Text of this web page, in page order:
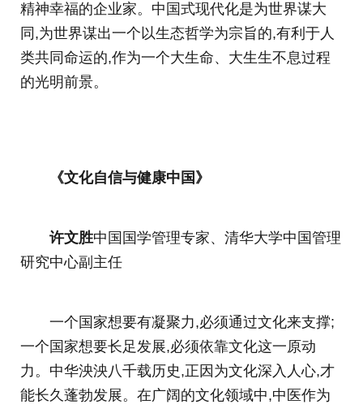
精神幸福的企业家。中国式现代化是为世界谋大
同,为世界谋出一个以生态哲学为宗旨的,有利于人
类共同命运的,作为一个大生命、大生生不息过程
的光明前景。
《文化自信与健康中国》
许文胜中国国学管理专家、清华大学中国管理
研究中心副主任
一个国家想要有凝聚力,必须通过文化来支撑;
一个国家想要长足发展,必须依靠文化这一原动
力。中华泱泱八千载历史,正因为文化深入人心,才
能长久蓬勃发展。在广阔的文化领域中,中医作为